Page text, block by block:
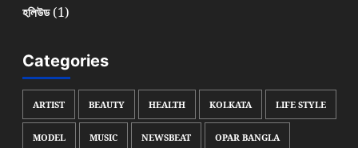
হলিউড(1)
Categories
ARTIST BEAUTY HEALTH KOLKATA LIFE STYLE
MODEL MUSIC NEWSBEAT OPAR BANGLA